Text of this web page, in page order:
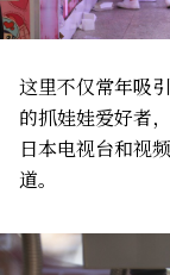
这里不仅常年吸
的抓娃娃爱好者
日本电视台和视
道。